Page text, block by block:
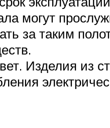
могут
за таким
Изделия из